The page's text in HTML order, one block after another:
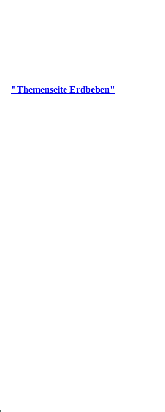
"Themenseite Erdbeben"